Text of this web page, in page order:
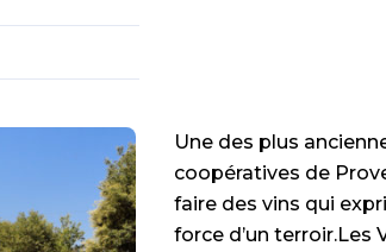
Une des plus
coopératives de
faire des vins qui
force d’un terroir.Les